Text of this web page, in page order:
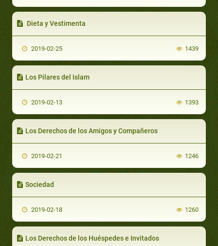
Dieta y Vestimenta
2019-02-25 1439
Los Pilares del Islam
2019-02-13 1393
Los Derechos de los Amigos y Compañeros
2019-02-21 1246
Sociedad
2019-02-18 1260
Los Derechos de los Huéspedes e Invitados